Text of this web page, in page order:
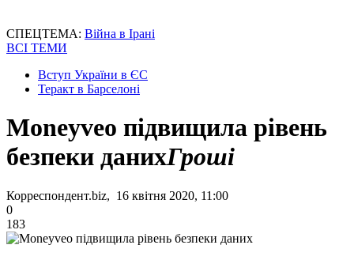
СПЕЦТЕМА: Війна в Ірані
ВСІ ТЕМИ
Вступ України в ЄС
Теракт в Барселоні
Moneyveo підвищила рівень
безпеки данихГроші
Корреспондент.biz, 16 квітня 2020, 11:00
0
183